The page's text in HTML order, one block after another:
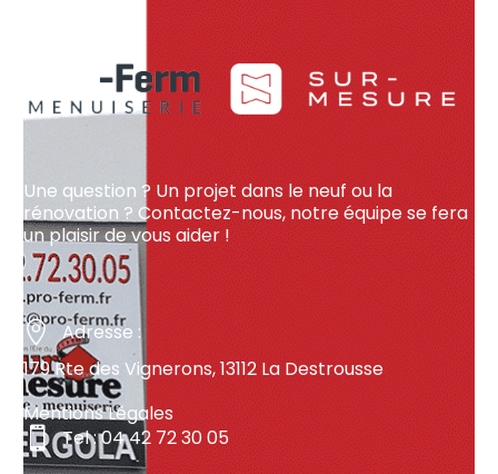
Une question ? Un projet dans le neuf ou la
rénovation ? Contactez-nous, notre équipe se fera
un plaisir de vous aider !
Adresse :
179 Rte des Vignerons, 13112 La Destrousse
Mentions Légales
Tel : 04 42 72 30 05